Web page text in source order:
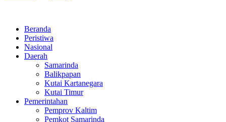
Beranda
Peristiwa
Nasional
Daerah
Samarinda
Balikpapan
Kutai Kartanegara
Kutai Timur
Pemerintahan
Pemprov Kaltim
Pemkot Samarinda